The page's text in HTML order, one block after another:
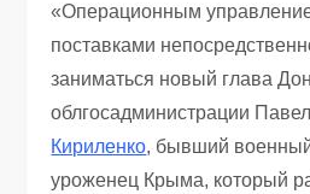
«Операционным
поставками
заниматься новый глава
облгосадминистрации
Кириленко, бывший
уроженец Крыма, который